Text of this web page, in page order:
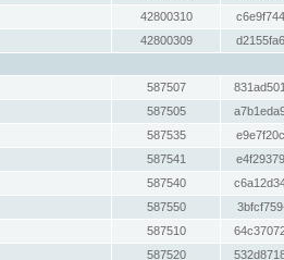
42800310
42800309
587507
587505
587535
587541
587540
587550
587510
587520